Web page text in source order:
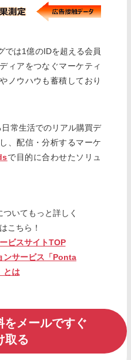
では1億のIDを超える会員
ィアをつなぐマーケティ
ノウハウも蓄積しており
常生活でのリアル購買デ
、配信・分析するマーケ
で目的に合わせたソリュ
いてもっと詳しく
こちら！
ビスサイトTOP
ンサービス「Ponta
とは
メールですぐ
取る